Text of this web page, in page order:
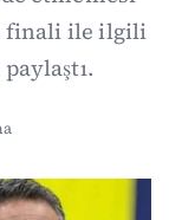
finali ile ilgili